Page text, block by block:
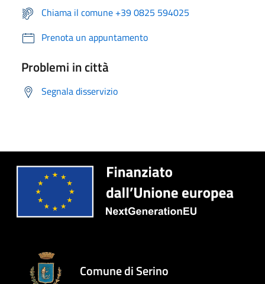
Chiama il comune +39 0825 594025
Prenota un appuntamento
Problemi in città
Segnala disservizio
Comune di Serino